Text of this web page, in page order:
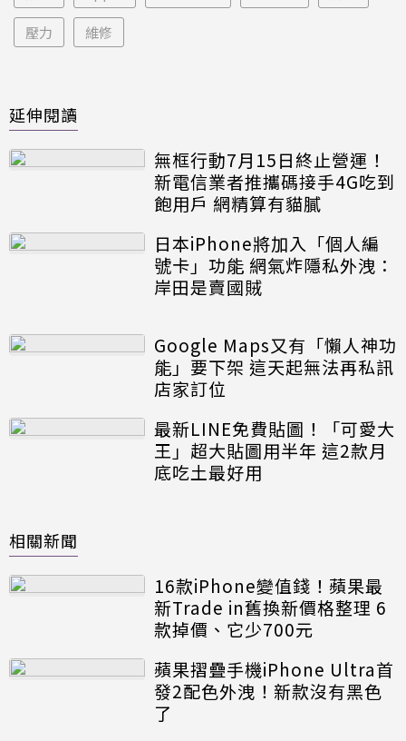
壓力 維修
延伸閱讀
無框行動7月15日終止營運！
新電信業者推攜碼接手4G吃到
飽用戶 網精算有貓膩
日本iPhone將加入「個人編
號卡」功能 網氣炸隱私外洩：
岸田是賣國賊
Google Maps又有「懶人神功
能」要下架 這天起無法再私訊
店家訂位
最新LINE免費貼圖！「可愛大
王」超大貼圖用半年 這2款月
底吃土最好用
相關新聞
16款iPhone變值錢！蘋果最
新Trade in舊換新價格整理 6
款掉價、它少700元
蘋果摺疊手機iPhone Ultra首
發2配色外洩！新款沒有黑色
了